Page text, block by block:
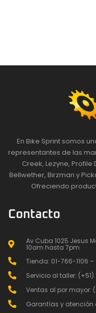
En Bike Sprint somos
representantes de las
Creek, Lezyne, Profile
Bellwether, Birzman y
Ofreciendo
Contacto
Av Cuba 1025 Jesus
10am hasta 7pm
Tienda: 01-766-1106 –
Servicio al taller:
Ventas al por mayor:
Garantías y atención